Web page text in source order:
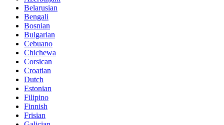
Belarusian
Bengali
Bosnian
Bulgarian
Cebuano
Chichewa
Corsican
Croatian
Dutch
Estonian
Filipino
Finnish
Frisian